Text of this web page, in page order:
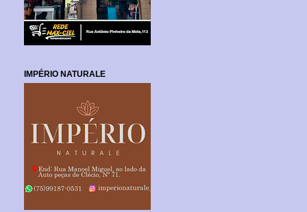
IMPÉRIO NATURALE